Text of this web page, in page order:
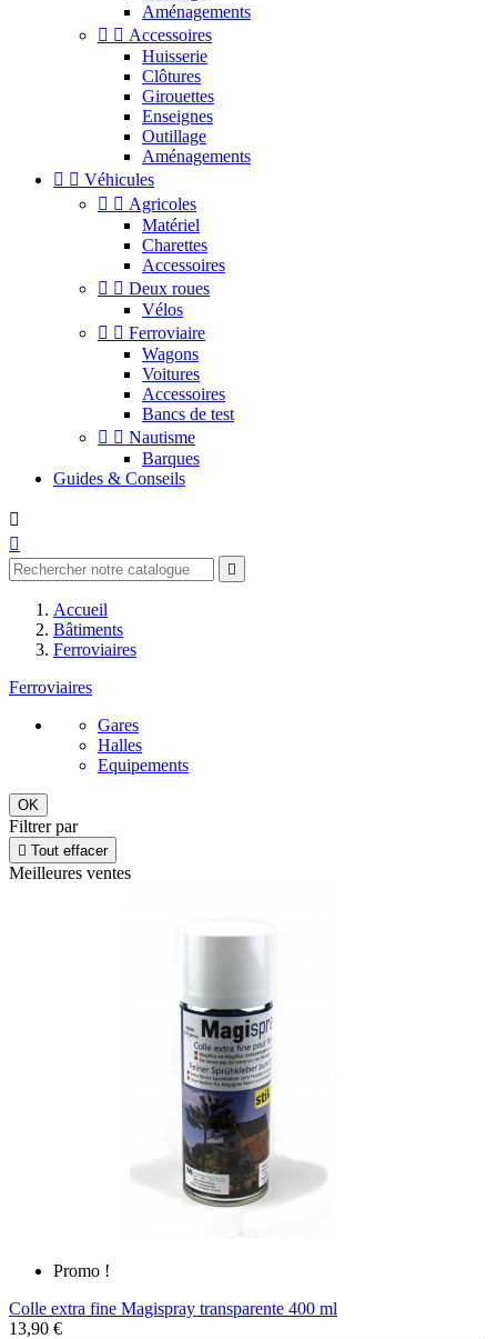
Aménagements
  Accessoires
Huisserie
Clôtures
Girouettes
Enseignes
Outillage
Aménagements
  Véhicules
  Agricoles
Matériel
Charettes
Accessoires
  Deux roues
Vélos
  Ferroviaire
Wagons
Voitures
Accessoires
Bancs de test
  Nautisme
Barques
Guides & Conseils



Accueil
Bâtiments
Ferroviaires
Ferroviaires
Gares
Halles
Equipements
OK
Filtrer par
 Tout effacer
Meilleures ventes
Promo !
Colle extra fine Magispray transparente 400 ml
13,90 €